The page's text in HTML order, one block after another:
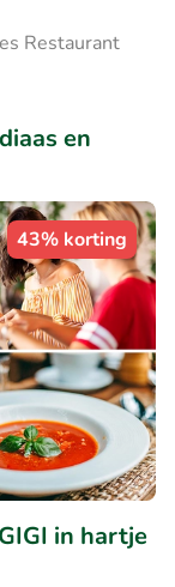
Restaurant
en
43% korting
in hartje